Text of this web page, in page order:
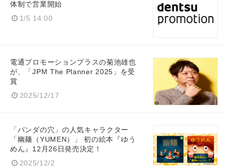
体制で営業開始
1/5 14:00
電通プロモーションプラスの菊池雄也
が、「JPM The Planner 2025」を受
賞
2025/12/17
「パンダの穴」の人気キャラクター
「幽麺（YUMEN）」 初の絵本『ゆう
めん』12月26日発売決定！
2025/12/2